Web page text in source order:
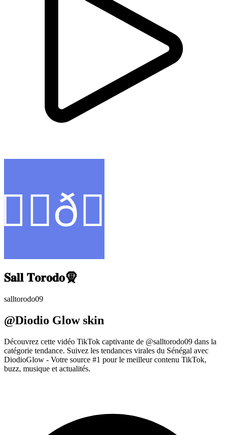
𝐒𝐚𝐥𝐥 𝐓𝐨𝐫𝐨𝐝𝐨🧕
salltorodo09
@Diodio Glow skin
Découvrez cette vidéo TikTok captivante de @salltorodo09 dans la
catégorie tendance. Suivez les tendances virales du Sénégal avec
DiodioGlow - Votre source #1 pour le meilleur contenu TikTok,
buzz, musique et actualités.